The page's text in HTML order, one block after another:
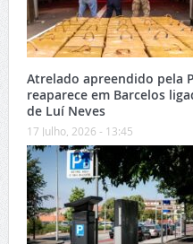
Atrelado apreendido pela
reaparece em Barcelos
de Luí Neves
17 Julho, 2026 - 13:45